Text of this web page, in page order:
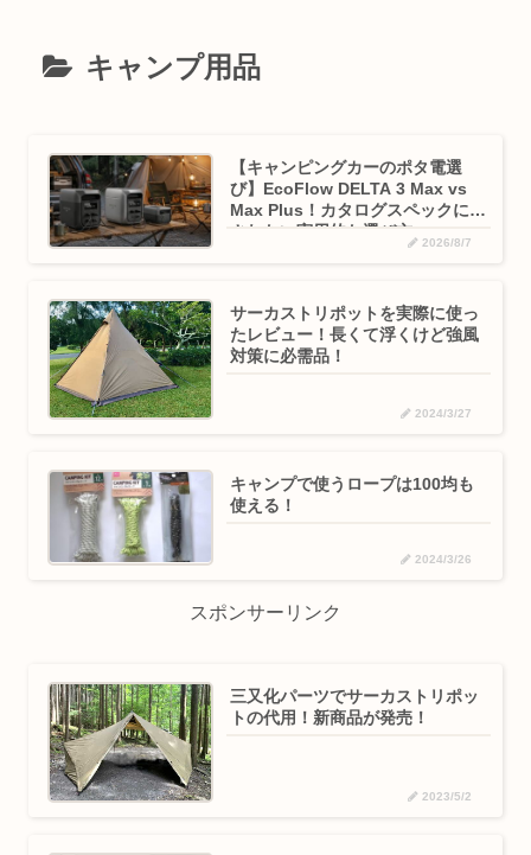
キャンプ用品
【キャンピングカーのポタ電選
び】EcoFlow DELTA 3 Max vs
Max Plus！カタログスペックに騙
されない実用的な選び方
2026/8/7
サーカストリポットを実際に使っ
たレビュー！長くて浮くけど強風
対策に必需品！
2024/3/27
キャンプで使うロープは100均も
使える！
2024/3/26
スポンサーリンク
三又化パーツでサーカストリポッ
トの代用！新商品が発売！
2023/5/2